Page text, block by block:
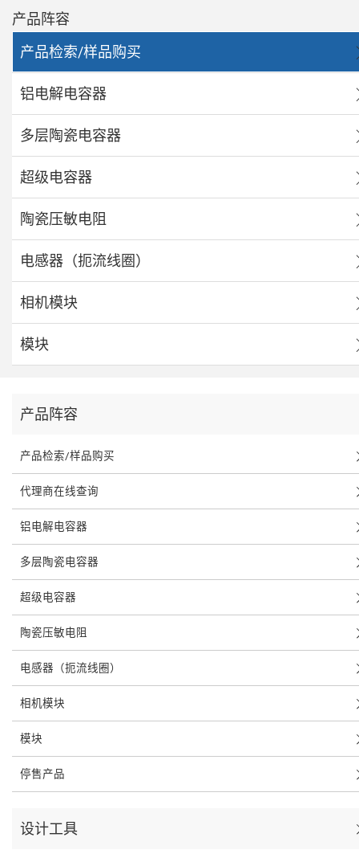
产品阵容
产品检索/样品购买
铝电解电容器
多层陶瓷电容器
超级电容器
陶瓷压敏电阻
电感器（扼流线圈）
相机模块
模块
产品阵容
产品检索/样品购买
代理商在线查询
铝电解电容器
多层陶瓷电容器
超级电容器
陶瓷压敏电阻
电感器（扼流线圈）
相机模块
模块
停售产品
设计工具